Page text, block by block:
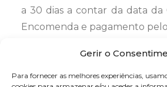
Gerir o
Para fornecer as melhores experiências,
a 30 dias a contar da data da
Encomenda e pagamento
10.2. Sob condição de